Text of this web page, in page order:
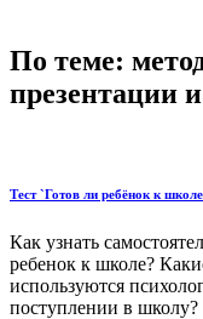
По теме:
презентации
Тест `Готов ли ребёнок к
Как узнать
ребенок к школе?
используются
поступлении в